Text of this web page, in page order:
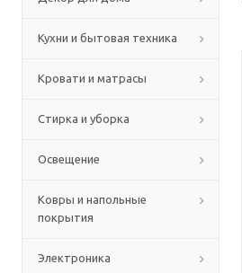
Кухни и бытовая техника
Кровати и матрасы
Стирка и уборка
Освещение
Ковры и напольные
покрытия
Электроника